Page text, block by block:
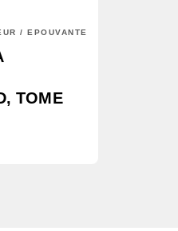
/ EPOUVANTE
TOME